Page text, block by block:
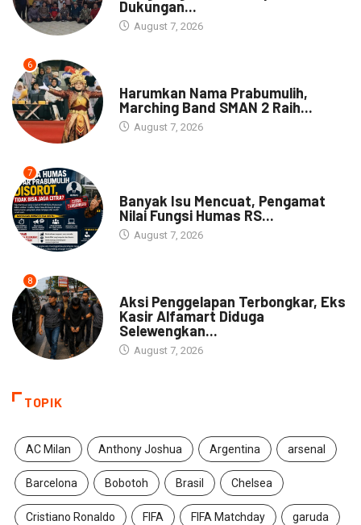
Dukungan...
August 7, 2026
6
Harumkan Nama Prabumulih,
Marching Band SMAN 2 Raih...
August 7, 2026
7
Banyak Isu Mencuat, Pengamat
Nilai Fungsi Humas RS...
August 7, 2026
8
Aksi Penggelapan Terbongkar, Eks
Kasir Alfamart Diduga
Selewengkan...
August 7, 2026
TOPIK
AC Milan Anthony Joshua Argentina arsenal
Barcelona Bobotoh Brasil Chelsea
Cristiano Ronaldo FIFA FIFA Matchday garuda